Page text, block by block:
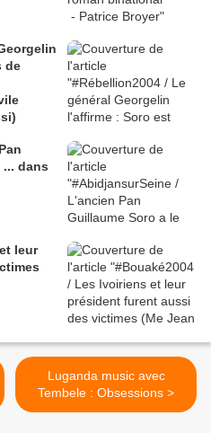
de
dans
leur
Luganda music avec
Tembele : Obsessions >